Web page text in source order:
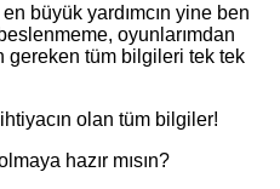
büyük yardımcın yine ben
oyunlarımdan
gereken tüm bilgileri tek tek
olan tüm bilgiler!
hazır mısın?